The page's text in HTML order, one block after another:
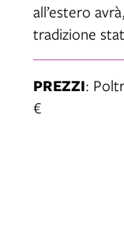
all’estero
tradizione
PREZZI:
€